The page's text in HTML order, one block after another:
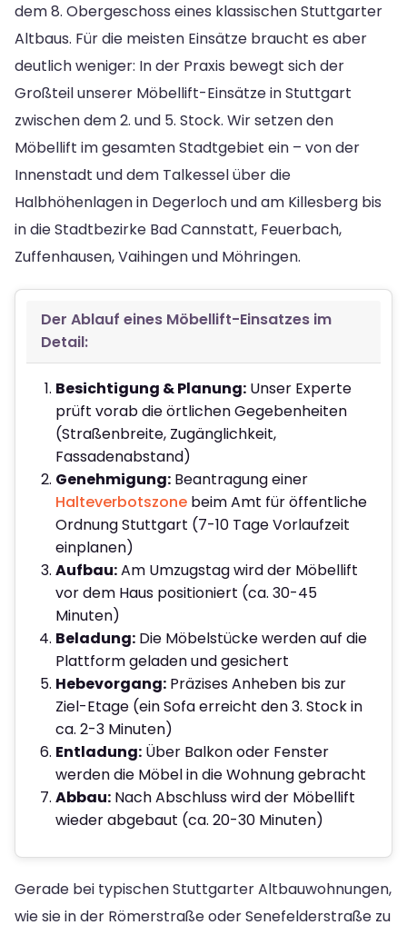
dem 8. Obergeschoss eines klassischen Stuttgarter
Altbaus. Für die meisten Einsätze braucht es aber
deutlich weniger: In der Praxis bewegt sich der
Großteil unserer Möbellift-Einsätze in Stuttgart
zwischen dem 2. und 5. Stock. Wir setzen den
Möbellift im gesamten Stadtgebiet ein – von der
Innenstadt und dem Talkessel über die
Halbhöhenlagen in Degerloch und am Killesberg bis
in die Stadtbezirke Bad Cannstatt, Feuerbach,
Zuffenhausen, Vaihingen und Möhringen.
Der Ablauf eines Möbellift-Einsatzes im
Detail:
Besichtigung & Planung: Unser Experte
prüft vorab die örtlichen Gegebenheiten
(Straßenbreite, Zugänglichkeit,
Fassadenabstand)
Genehmigung: Beantragung einer
Halteverbotszone beim Amt für öffentliche
Ordnung Stuttgart (7-10 Tage Vorlaufzeit
einplanen)
Aufbau:Am Umzugstag wird der Möbellift
vor dem Haus positioniert (ca. 30-45
Minuten)
Beladung: Die Möbelstücke werden auf die
Plattform geladen und gesichert
Hebevorgang: Präzises Anheben bis zur
Ziel-Etage (ein Sofa erreicht den 3. Stock in
ca. 2-3 Minuten)
Entladung: Über Balkon oder Fenster
werden die Möbel in die Wohnung gebracht
Abbau: Nach Abschluss wird der Möbellift
wieder abgebaut (ca. 20-30 Minuten)
Gerade bei typischen Stuttgarter Altbauwohnungen,
wie sie in der Römerstraße oder Senefelderstraße zu